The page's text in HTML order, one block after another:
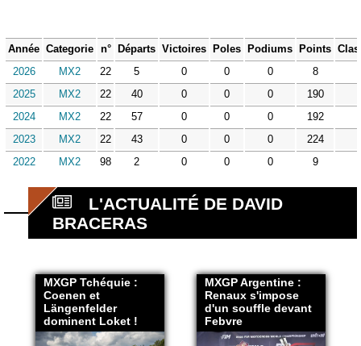
Année Categorie n° Départs Victoires Poles Podiums Points
2026
MX2 22 5 0 0 0
8
2025
MX2 22 40 0 0 0
190
2024
MX2 22 57 0 0 0
192
2023
MX2 22 43 0 0 0
224
2022
MX2 98 2 0 0 0 9
L'ACTUALITÉ DE DAVID
BRACERAS
MXGP Tchéquie :
Coenen et
Längenfelder
dominent Loket !
MXGP Argentine :
Renaux s'impose
d'un souffle devant
Febvre